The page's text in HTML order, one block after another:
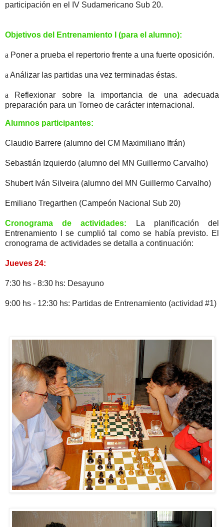
participación en el IV Sudamericano Sub 20.
Objetivos del Entrenamiento I (para el alumno):
a Poner a prueba el repertorio frente a una fuerte oposición.
aAnálizar las partidas una vez terminadas éstas.
a Reflexionar sobre la importancia de una adecuada
preparación para un Torneo de carácter internacional.
Alumnos participantes:
Claudio Barrere (alumno del CM Maximiliano Ifrán)
Sebastián Izquierdo (alumno del MN Guillermo Carvalho)
Shubert Iván Silveira (alumno del MN Guillermo Carvalho)
Emiliano Tregarthen (Campeón Nacional Sub 20)
Cronograma de actividades: La planificación del
Entrenamiento I se cumplió tal como se había previsto. El
cronograma de actividades se detalla a continuación:
Jueves 24:
7:30 hs - 8:30 hs: Desayuno
9:00 hs - 12:30 hs: Partidas de Entrenamiento (actividad #1)